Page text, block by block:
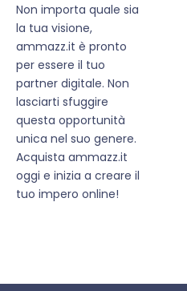
Non importa quale sia
la tua visione,
ammazz.it è pronto
per essere il tuo
partner digitale. Non
lasciarti sfuggire
questa opportunità
unica nel suo genere.
Acquista ammazz.it
oggi e inizia a creare il
tuo impero online!